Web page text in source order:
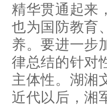
精华贯通起来
也为国防教育
养。要进一步
律总结的针对
主体性。湖湘
近代以后，湘